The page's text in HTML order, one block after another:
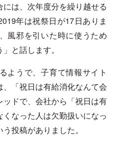
は、次年度分を繰り越せる
年は祝祭日が17日ありま
風邪を引いた時に使うため
と話します。
ようで、子育て情報サイト
、「祝日は有給消化なんて会
ドで、会社から「祝日は有
なった人は欠勤扱いになっ
投稿がありました。